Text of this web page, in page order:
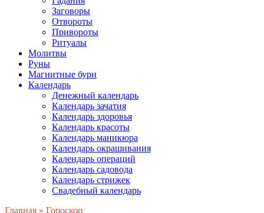
Заговоры
Отвороты
Привороты
Ритуалы
Молитвы
Руны
Магнитные бури
Календарь
Денежный календарь
Календарь зачатия
Календарь здоровья
Календарь красоты
Календарь маникюра
Календарь окрашивания
Календарь операций
Календарь садовода
Календарь стрижек
Свадебный календарь
Главная » Гороскоп